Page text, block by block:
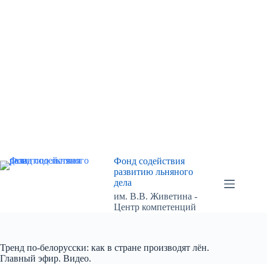
Фонд содействия
развитию льняного
дела
им. В.В. Живетина -
Центр компетенций
Тренд по-белорусски: как в стране производят лён.
Главный эфир. Видео.